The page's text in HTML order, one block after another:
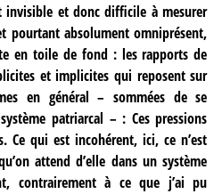
et donc difficile à mesurer
absolument omniprésent,
en toile de fond : les rapports de
et implicites qui reposent sur
en général – sommées de se
patriarcal – : Ces pressions
Ce qui est incohérent, ici, ce n’est
attend d’elle dans un système
contrairement à ce que j’ai pu